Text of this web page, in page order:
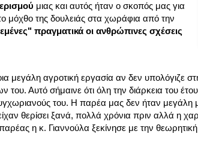
μιας και αυτός ήταν ο σκοπός μας για
μόχθο της δουλειάς στα χωράφια από την
πραγματικά οι ανθρώπινες σχέσεις
μεγάλη αγροτική εργασία αν δεν υπολόγιζε
Αυτό σήμαινε ότι όλη την διάρκεια του
του. Η παρέα μας δεν ήταν
θερίσει ξανά, πολλά χρόνια πριν αλλά η
η κ. Γιαννούλα ξεκίνησε με την